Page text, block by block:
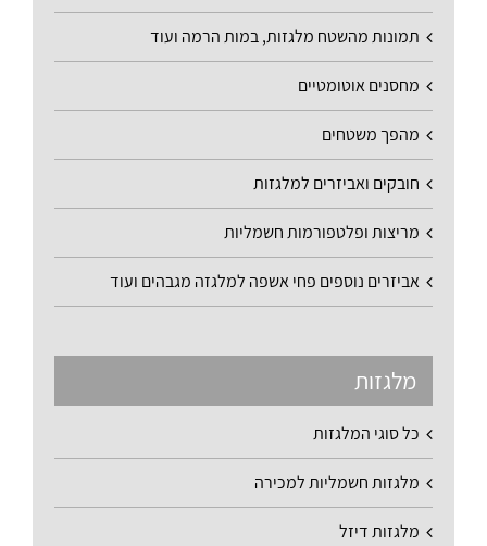
תמונות מהשטח מלגזות, במות הרמה ועוד
מחסנים אוטומטיים
מהפך משטחים
חובקים ואביזרים למלגזות
מריצות ופלטפורמות חשמליות
אביזרים נוספים פחי אשפה למלגזה מגבהים ועוד
מלגזות
כל סוגי המלגזות
מלגזות חשמליות למכירה
מלגזות דיזל